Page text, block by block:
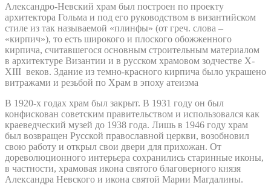
Александро-Невский храм был построен по проекту
архитектора Гольма и под его руководством в византийском
стиле из так называемой «плинфы» (от греч. слова –
«кирпич»), то есть широкого и плоского обожженного
кирпича, считавшегося основным строительным материалом
в архитектуре Византии и в русском храмовом зодчестве X-
XIII веков. Здание из темно-красного кирпича было украшено
витражами и резьбой по Храм в эпоху атеизма
В 1920-х годах храм был закрыт. В 1931 году он был
конфискован советским правительством и использовался как
краеведческий музей до 1938 года. Лишь в 1946 году храм
был возвращен Русской православной церкви, возобновил
свою работу и открыл свои двери для прихожан. От
дореволюционного интерьера сохранились старинные иконы,
в частности, храмовая икона святого благоверного князя
Александра Невского и икона святой Марии Магдалины.